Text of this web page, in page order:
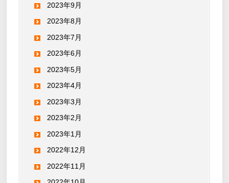
2023年9月
2023年8月
2023年7月
2023年6月
2023年5月
2023年4月
2023年3月
2023年2月
2023年1月
2022年12月
2022年11月